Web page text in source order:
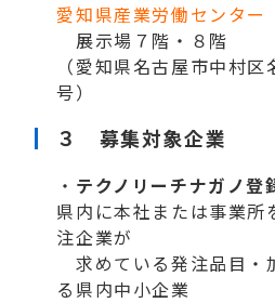
愛知県産業労働センター
展示場７階・８階
（愛知県名古屋市中村
号）
３ 募集対象企業
・ テクノリーチナガノ登
県内に本社または事業所
注企業が
求めている発注品目・
る県内中小企業